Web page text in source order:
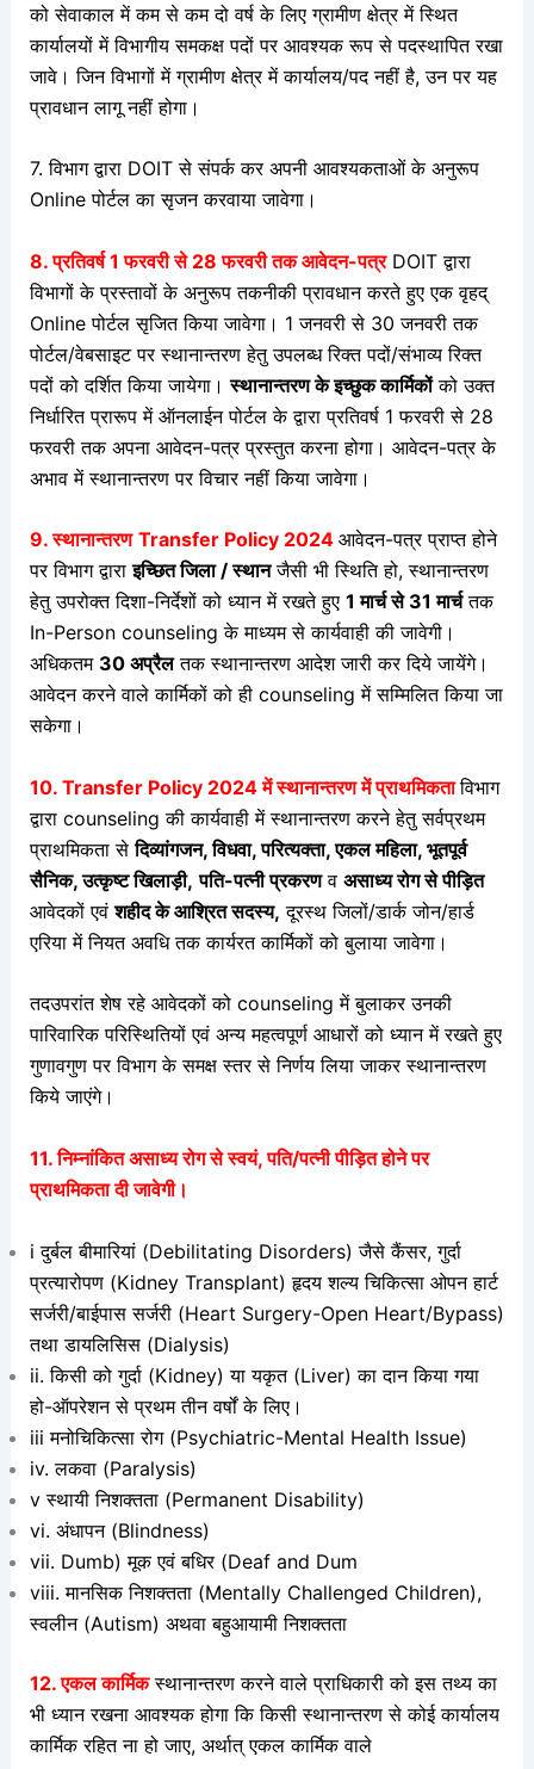
को सेवाकाल में कम से कम दो वर्ष के लिए ग्रामीण क्षेत्र में स्थित
कार्यालयों में विभागीय समकक्ष पदों पर आवश्यक रूप से पदस्थापित रखा
जावे। जिन विभागों में ग्रामीण क्षेत्र में कार्यालय/पद नहीं है, उन पर यह
प्रावधान लागू नहींहोगा।
7. विभाग द्वारा DOIT से संपर्क कर अपनी आवश्यकताओं के अनुरूप
Online पोर्टल का सृजन करवाया जावेगा।
8. प्रतिवर्ष 1 फरवरी से 28 फरवरी तक आवेदन-पत्रDOIT द्वारा
विभागों के प्रस्तावों के अनुरूप तकनीकी प्रावधान करते हुए एक वृहद्
Online पोर्टल सृजित किया जावेगा। 1 जनवरी से 30 जनवरी तक
पोर्टल/वेबसाइट पर स्थानान्तरण हेतु उपलब्ध रिक्त पदों/संभाव्य रिक्त
पदों को दर्शित किया जायेगा।स्थानान्तरण के इच्छुक कार्मिकोंको उक्त
निर्धारित प्रारूप में ऑनलाईन पोर्टल के द्वारा प्रतिवर्ष 1 फरवरी से 28
फरवरी तक अपना आवेदन-पत्र प्रस्तुत करना होगा। आवेदन-पत्र के
अभाव में स्थानान्तरण पर विचार नहीं किया जावेगा।
9. स्थानान्तरण Transfer Policy 2024 आवेदन-पत्र प्राप्त होने
पर विभाग द्वाराइच्छित जिला / स्थानजैसी भी स्थिति हो, स्थानान्तरण
हेतु उपरोक्त दिशा-निर्देशों को ध्यान में रखते हुए 1 मार्च से 31 मार्चतक
In-Person counseling के माध्यम से कार्यवाही की जावेगी।
अधिकतम 30 अप्रैलतक स्थानान्तरण आदेश जारी कर दिये जायेंगे।
आवेदन करने वाले कार्मिकों को ही counseling में सम्मिलित किया जा
सकेगा।
10. Transfer Policy 2024 में स्थानान्तरण में प्राथमिकताविभाग
द्वारा counseling की कार्यवाही में स्थानान्तरण करने हेतु सर्वप्रथम
प्राथमिकता सेदिव्यांगजन, विधवा, परित्यक्ता, एकल महिला, भूतपूर्व
सैनिक, उत्कृष्ट खिलाड़ी, पति-पत्नी प्रकरणव असाध्य रोग से पीड़ित
आवेदकों एवंशहीद के आश्रित सदस्य, दूरस्थ जिलों/डार्क जोन/हार्ड
एरिया में नियत अवधि तक कार्यरत कार्मिकों को बुलाया जावेगा।
तदउपरांत शेष रहे आवेदकों को counseling में बुलाकर उनकी
पारिवारिक परिस्थितियों एवं अन्य महत्वपूर्ण आधारों को ध्यान में रखते हुए
गुणावगुण पर विभाग के समक्ष स्तर से निर्णय लिया जाकर स्थानान्तरण
किये जाएंगे।
11. निम्नांकित असाध्य रोग से स्वयं, पति/पत्नी पीड़ित होने पर
प्राथमिकता दी जावेगी।
i दुर्बल बीमारियां (Debilitating Disorders) जैसे कैंसर, गुर्दा
प्रत्यारोपण (Kidney Transplant) हृदय शल्य चिकित्सा ओपन हार्ट
सर्जरी/बाईपास सर्जरी (Heart Surgery-Open Heart/Bypass)
तथा डायलिसिस (Dialysis)
ii. किसी को गुर्दा (Kidney) या यकृत (Liver) का दान किया गया
हो-ऑपरेशन से प्रथम तीन वर्षों के लिए।
iii मनोचिकित्सा रोग (Psychiatric-Mental Health Issue)
iv. लकवा (Paralysis)
v स्थायी निशक्तता (Permanent Disability)
vi. अंधापन (Blindness)
vii. Dumb) मूक एवं बधिर (Deaf and Dum
viii. मानसिक निशक्तता (Mentally Challenged Children),
स्वलीन (Autism) अथवा बहुआयामी निशक्तता
12. एकल कार्मिकस्थानान्तरण करने वाले प्राधिकारी को इस तथ्य का
भी ध्यान रखना आवश्यक होगा कि किसी स्थानान्तरण से कोई कार्यालय
कार्मिक रहित ना हो जाए, अर्थात् एकल कार्मिक वाले